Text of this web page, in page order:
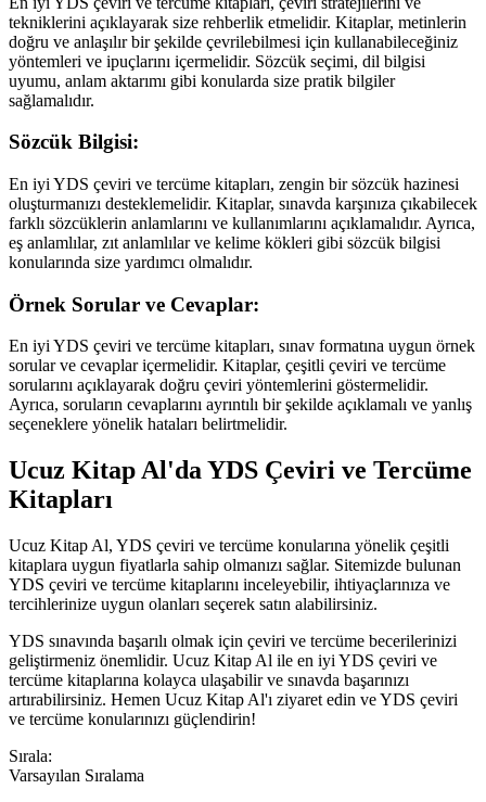
tekniklerini açıklayarak size rehberlik etmelidir. Kitaplar, metinlerin
doğru ve anlaşılır bir şekilde çevrilebilmesi için kullanabileceğiniz
yöntemleri ve ipuçlarını içermelidir. Sözcük seçimi, dil bilgisi
uyumu, anlam aktarımı gibi konularda size pratik bilgiler
sağlamalıdır.
Sözcük Bilgisi:
En iyi YDS çeviri ve tercüme kitapları, zengin bir sözcük hazinesi
oluşturmanızı desteklemelidir. Kitaplar, sınavda karşınıza çıkabilecek
farklı sözcüklerin anlamlarını ve kullanımlarını açıklamalıdır. Ayrıca,
eş anlamlılar, zıt anlamlılar ve kelime kökleri gibi sözcük bilgisi
konularında size yardımcı olmalıdır.
Örnek Sorular ve Cevaplar:
En iyi YDS çeviri ve tercüme kitapları, sınav formatına uygun örnek
sorular ve cevaplar içermelidir. Kitaplar, çeşitli çeviri ve tercüme
sorularını açıklayarak doğru çeviri yöntemlerini göstermelidir.
Ayrıca, soruların cevaplarını ayrıntılı bir şekilde açıklamalı ve yanlış
seçeneklere yönelik hataları belirtmelidir.
Ucuz Kitap Al'da YDS Çeviri ve Tercüme
Kitapları
Ucuz Kitap Al, YDS çeviri ve tercüme konularına yönelik çeşitli
kitaplara uygun fiyatlarla sahip olmanızı sağlar. Sitemizde bulunan
YDS çeviri ve tercüme kitaplarını inceleyebilir, ihtiyaçlarınıza ve
tercihlerinize uygun olanları seçerek satın alabilirsiniz.
YDS sınavında başarılı olmak için çeviri ve tercüme becerilerinizi
geliştirmeniz önemlidir. Ucuz Kitap Al ile en iyi YDS çeviri ve
tercüme kitaplarına kolayca ulaşabilir ve sınavda başarınızı
artırabilirsiniz. Hemen Ucuz Kitap Al'ı ziyaret edin ve YDS çeviri
ve tercüme konularınızı güçlendirin!
Sırala:
Varsayılan Sıralama